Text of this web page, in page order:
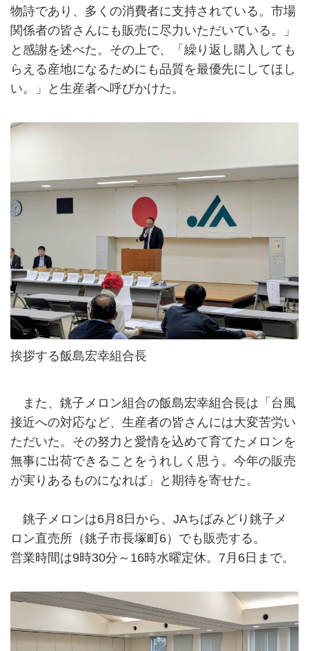
物詩であり、多くの消費者に支持されている。市場
関係者の皆さんにも販売に尽力いただいている。」
と感謝を述べた。その上で、「繰り返し購入しても
らえる産地になるためにも品質を最優先にしてほし
い。」と生産者へ呼びかけた。
挨拶する飯島宏幸組合長
また、銚子メロン組合の飯島宏幸組合長は「台風
接近への対応など、生産者の皆さんには大変苦労い
ただいた。その努力と愛情を込めて育てたメロンを
無事に出荷できることをうれしく思う。今年の販売
が実りあるものになれば」と期待を寄せた。
銚子メロンは6月8日から、JAちばみどり銚子メ
ロン直売所（銚子市長塚町6）でも販売する。
営業時間は9時30分～16時水曜定休。7月6日まで。